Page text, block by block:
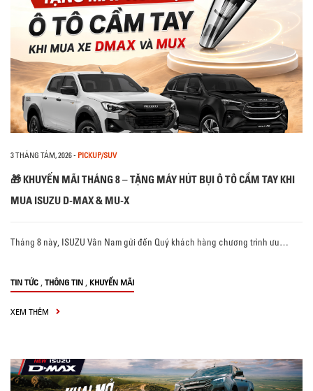
3 THÁNG TÁM, 2026- PICKUP/SUV
🎁 KHUYẾN MÃI THÁNG 8 – TẶNG MÁY HÚT BỤI Ô TÔ CẦM TAY KHI
MUA ISUZU D-MAX & MU-X
Tháng 8 này, ISUZU Vân Nam gửi đến Quý khách hàng chương trình ưu…
TIN TỨC , THÔNG TIN , KHUYẾN MÃI
XEM THÊM